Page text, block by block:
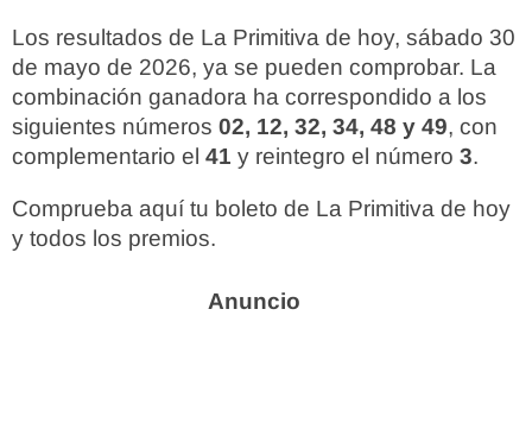
Los resultados de La Primitiva de hoy, sábado 30
de mayo de 2026, ya se pueden comprobar. La
combinación ganadora ha correspondido a los
siguientes números 02, 12, 32, 34, 48 y 49, con
complementario el 41 y reintegro el número 3.
Comprueba aquí tu boleto de La Primitiva de hoy
y todos los premios.